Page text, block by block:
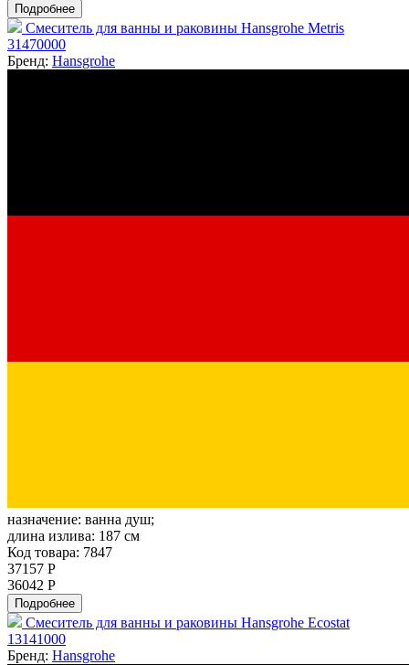
Подробнее
Смеситель для ванны и раковины Hansgrohe Metris
31470000
Бренд: Hansgrohe
назначение: ванна душ;
длина излива: 187 см
Код товара: 7847
37157 Р
36042 Р
Подробнее
Смеситель для ванны и раковины Hansgrohe Ecostat
13141000
Бренд: Hansgrohe